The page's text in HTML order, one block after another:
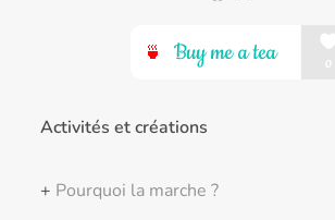
Activités et créations
+ Pourquoi la marche ?